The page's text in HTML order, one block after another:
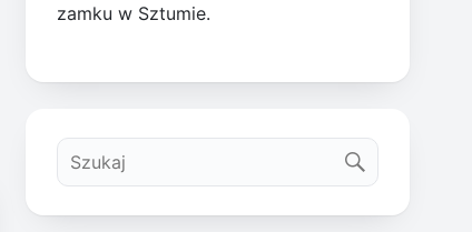
zamku w Sztumie.